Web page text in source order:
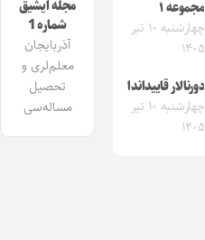
مجموعه ۱
چهارشنبه ۱۰ تیر
۱۴۰۵
دورنالار قاییداندا
چهارشنبه ۱۰ تیر
۱۴۰۵
مجله ایشیق
شماره 1
آذربایجان
معلم‌لری و
تحصیل
مساله‌سی